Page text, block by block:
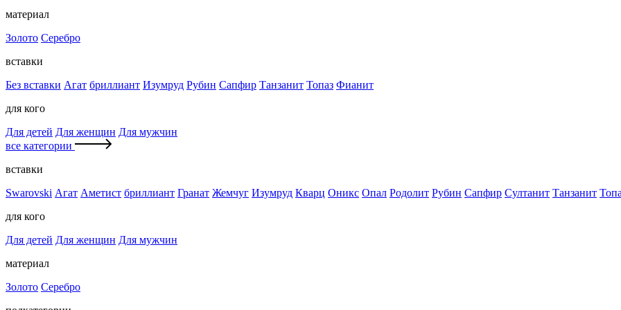
материал
Золото Серебро
вставки
Без вставки Агат бриллиант Изумруд Рубин Сапфир Танзанит Топаз Фианит
для кого
Для детей Для женщин Для мужчин
все категории
вставки
Swarovski Агат Аметист бриллиант Гранат Жемчуг Изумруд Кварц Оникс Опал Родолит Рубин Сапфир Султанит Танзанит
для кого
Для детей Для женщин Для мужчин
материал
Золото Серебро